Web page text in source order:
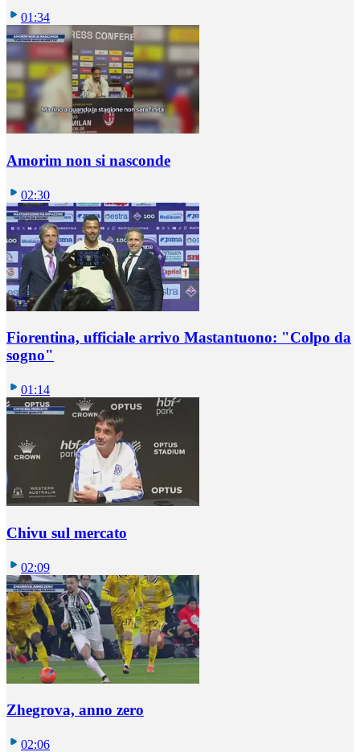
01:34
Amorim non si nasconde
02:30
Fiorentina, ufficiale arrivo Mastantuono: "Colpo da
sogno"
01:14
Chivu sul mercato
02:09
Zhegrova, anno zero
02:06